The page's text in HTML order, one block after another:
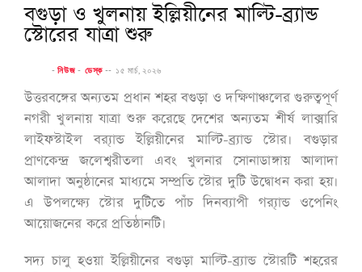
বগুড়া ও খুলনায় ইল্লিয়ীনের মাল্টি-ব্র্যান্ড
স্টোরের যাত্রা শুরু
-নিউজ - ডেস্ক -- ১৫ মার্চ, ২০২৬
উত্তরবঙ্গের অন্যতম প্রধান শহর বগুড়া ও দক্ষিণাঞ্চলের গুরুত্বপূর্ণ
নগরী খুলনায় যাত্রা শুরু করেছে দেশের অন্যতম শীর্ষ লাক্সারি
লাইফস্টাইল ব্র‍্যান্ড ইল্লিয়ীনের মাল্টি-ব্র্যান্ড স্টোর। বগুড়ার
প্রাণকেন্দ্র জলেশ্বরীতলা এবং খুলনার সোনাডাঙ্গায় আলাদা
আলাদা অনুষ্ঠানের মাধ্যমে সম্প্রতি স্টোর দুটি উদ্বোধন করা হয়।
এ উপলক্ষ্যে স্টোর দুটিতে পাঁচ দিনব্যাপী গ্র‍্যান্ড ওপেনিং
আয়োজনের করে প্রতিষ্ঠানটি।
সদ্য চালু হওয়া ইল্লিয়ীনের বগুড়া মাল্টি-ব্র্যান্ড স্টোরটি শহরের